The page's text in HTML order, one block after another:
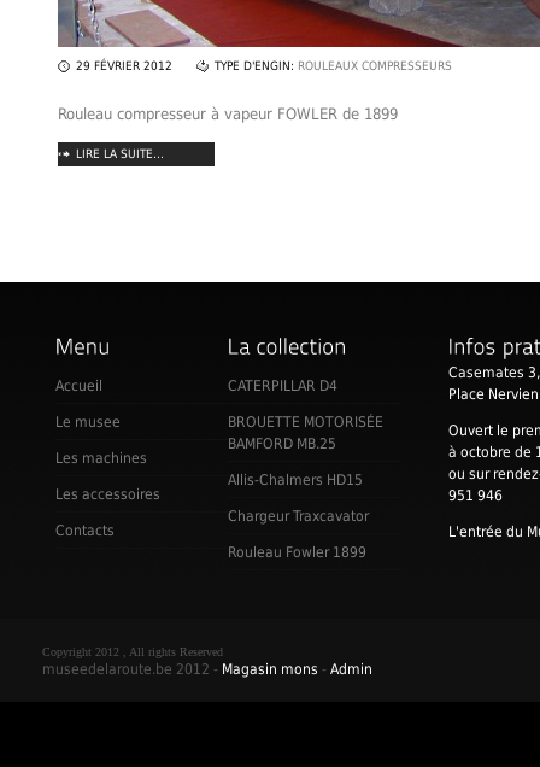
29 FÉVRIER 2012 TYPE D'ENGIN: ROULEAUX COMPRESSEURS
Rouleau compresseur à vapeur FOWLER de 1899
LIRE LA SUITE...
Accueil
Le musee
Les machines
Les accessoires
Contacts
CATERPILLAR D4
BROUETTE MOTORISÉE
BAMFORD MB.25
Allis-Chalmers HD15
Chargeur Traxcavator
Rouleau Fowler 1899
Casemates
Place
Ouvert le
à octobre de
ou sur
951 946
L'entrée du
Copyright 2012 , All rights Reserved
museedelaroute.be 2012 - Magasin mons - Admin